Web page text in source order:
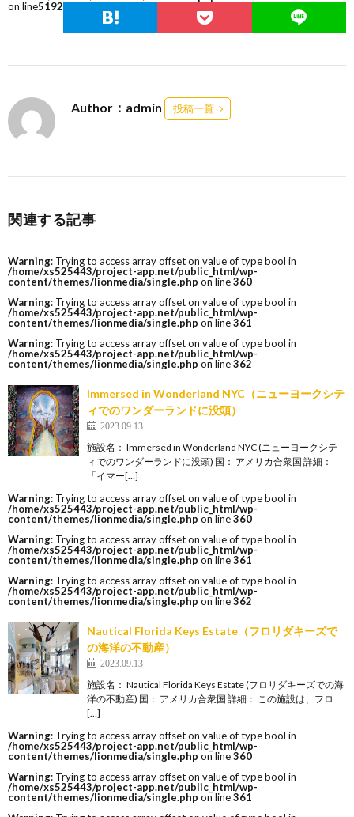
on line5192
Author：admin 投稿一覧
関連する記事
Warning: Trying to access array offset on value of type bool in
/home/xs525443/project-app.net/public_html/wp-
content/themes/lionmedia/single.php on line360
Warning: Trying to access array offset on value of type bool in
/home/xs525443/project-app.net/public_html/wp-
content/themes/lionmedia/single.php on line361
Warning: Trying to access array offset on value of type bool in
/home/xs525443/project-app.net/public_html/wp-
content/themes/lionmedia/single.php on line362
Immersed in Wonderland NYC（ニューヨークシテ
ィでのワンダーランドに没頭）
2023.09.13
施設名： Immersed in Wonderland NYC (ニューヨークシテ
ィでのワンダーランドに没頭) 国： アメリカ合衆国 詳細：
「イマー[…]
Warning: Trying to access array offset on value of type bool in
/home/xs525443/project-app.net/public_html/wp-
content/themes/lionmedia/single.php on line360
Warning: Trying to access array offset on value of type bool in
/home/xs525443/project-app.net/public_html/wp-
content/themes/lionmedia/single.php on line361
Warning: Trying to access array offset on value of type bool in
/home/xs525443/project-app.net/public_html/wp-
content/themes/lionmedia/single.php on line362
Nautical Florida Keys Estate（フロリダキーズで
の海洋の不動産）
2023.09.13
施設名： Nautical Florida Keys Estate (フロリダキーズでの海
洋の不動産) 国： アメリカ合衆国 詳細： この施設は、フロ
[…]
Warning: Trying to access array offset on value of type bool in
/home/xs525443/project-app.net/public_html/wp-
content/themes/lionmedia/single.php on line360
Warning: Trying to access array offset on value of type bool in
/home/xs525443/project-app.net/public_html/wp-
content/themes/lionmedia/single.php on line361